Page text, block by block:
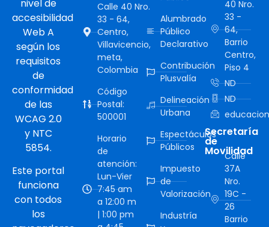
nivel de
accesibilidad
Web A
según los
requisitos
de
conformidad
de las
WCAG 2.0
y NTC
5854.
Este portal
funciona
con todos
los
Calle 40 Nro.
33 - 64,
Centro,
Villavicencio,
meta,
Colombia
Código
Postal:
500001
Horario
de
atención:
Lun-Vier
7:45 am
a 12:00 m
| 1:00 pm
Alumbrado
Público
Declarativo
Contribución
Plusvalía
Delineación
Urbana
Espectáculos
Públicos
Impuesto
de
Valorización
Industría
40 Nro.
33 -
64,
Barrio
Centro,
Piso 4
ND
ND
Secretaría
de
Movilidad
Calle
37A
Nro.
19C -
26
Barrio